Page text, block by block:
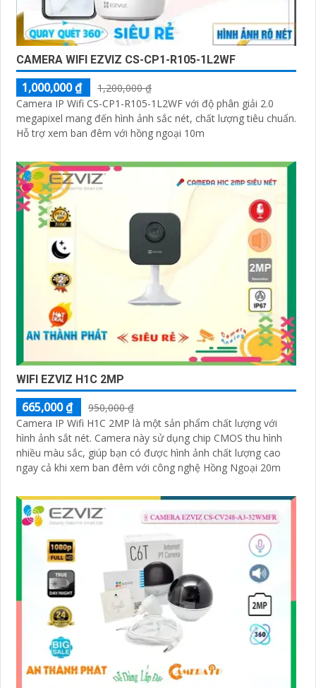
CAMERA WIFI EZVIZ CS-CP1-R105-1L2WF
1,000,000 ₫
1,200,000 ₫
Camera IP Wifi CS-CP1-R105-1L2WF với độ phân giải 2.0
megapixel mang đến hình ảnh sắc nét, chất lượng tiêu chuẩn.
Hỗ trợ xem ban đêm với hồng ngoại 10m
WIFI EZVIZ H1C 2MP
665,000 ₫
950,000 ₫
Camera IP Wifi H1C 2MP là một sản phẩm chất lượng với
hình ảnh sắt nét. Camera này sử dụng chip CMOS thu hình
nhiều màu sắc, giúp bạn có được hình ảnh chất lượng cao
ngay cả khi xem ban đêm với công nghệ Hồng Ngoại 20m